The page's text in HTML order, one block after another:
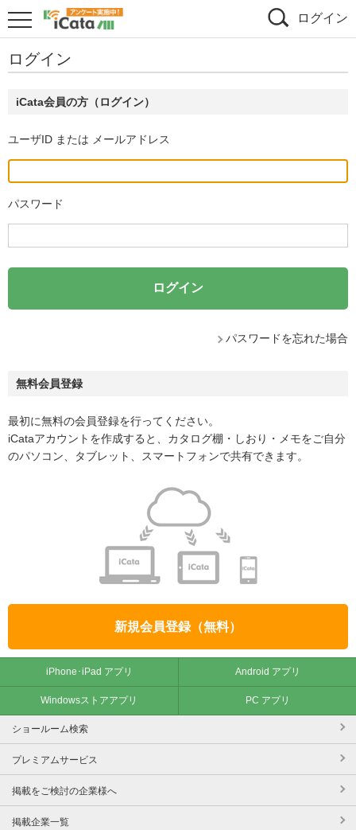
ログイン
ログイン
iCata会員の方（ログイン）
ユーザID または メールアドレス
パスワード
パスワードを忘れた場合
無料会員登録
最初に無料の会員登録を行ってください。
iCataアカウントを作成すると、カタログ棚・しおり・メモをご自分
のパソコン、タブレット、スマートフォンで共有できます。
新規会員登録（無料）
iPhone･iPad アプリ Android アプリ
Windowsストアアプリ PC アプリ
ショールーム検索
プレミアムサービス
掲載をご検討の企業様へ
掲載企業一覧